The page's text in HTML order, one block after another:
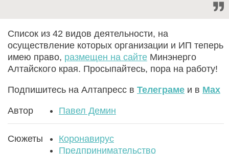
Список из 42 видов деятельности, на
осуществление которых организации и ИП теперь
имею право, размещен на сайте Минэнерго
Алтайского края. Просыпайтесь, пора на работу!
Подпишитесь на Алтапресс в Телеграме и в Max
Автор Павел Демин
Сюжеты
Коронавирус
Предпринимательство